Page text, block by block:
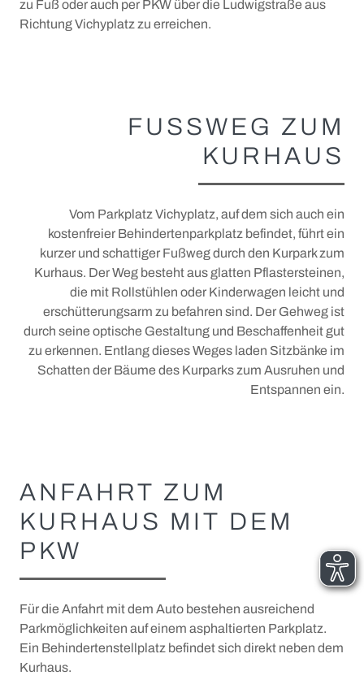
Heilklima
Tölzer Laufcamp
Tölzer Veg
Entspannung
+
Krippen
Gastronomie
Märkte
+
Christkindlmarkt
Ostermarkt
Für Aussteller
WISSEN UND TRADITION
Flößerweg
Geokulturpfad
Leonhardi
VERANSTALTUNGEN, KULTUR UND
LITERATUR
zu Fuß oder auch per PKW über die Ludwigstraße aus
Richtung Vichyplatz zu erreichen.
FUSSWEG ZUM K
URHAUS
Vom Parkplatz Vichyplatz, auf dem sich auch ein
kostenfreier Behindertenparkplatz befindet, führt ein
kurzer und schattiger Fußweg durch den Kurpark zum
Kurhaus. Der Weg besteht aus glatten Pflastersteinen,
die mit Rollstühlen oder Kinderwagen leicht und
erschütterungsarm zu befahren sind. Der Gehweg ist
durch seine optische Gestaltung und Beschaffenheit gut
zu erkennen. Entlang dieses Weges laden Sitzbänke im
Schatten der Bäume des Kurparks zum Ausruhen und
Entspannen ein.
ANFAHRT ZUM
KURHAUS MIT DEM
PKW
Für die Anfahrt mit dem Auto bestehen ausreichend
Parkmöglichkeiten auf einem asphaltierten Parkplatz.
Ein Behindertenstellplatz befindet sich direkt neben dem
Kurhaus.